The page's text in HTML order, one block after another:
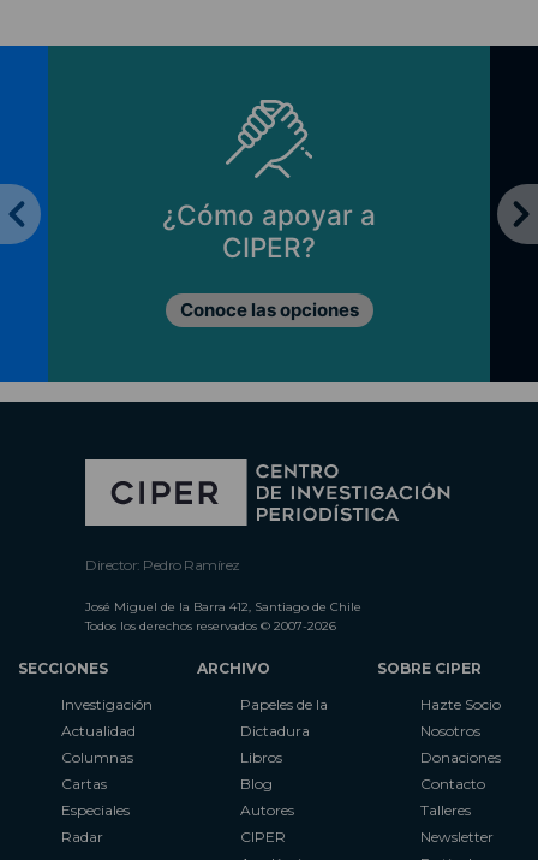
¿Cómo apoyar a
CIPER?
Conoce las opciones
Director: Pedro Ramírez
José Miguel de la Barra 412, Santiago de Chile
Todos los derechos reservados © 2007-2026
SECCIONES
Investigación
Actualidad
Columnas
Cartas
Especiales
Radar
ARCHIVO
Papeles de la
Dictadura
Libros
Blog
Autores
CIPER
SOBRE CIPER
Hazte Socio
Nosotros
Donaciones
Contacto
Talleres
Newsletter